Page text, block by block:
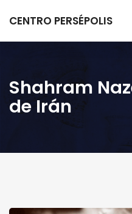
CENTRO PERSÉPOLIS
Shahram
de Irán